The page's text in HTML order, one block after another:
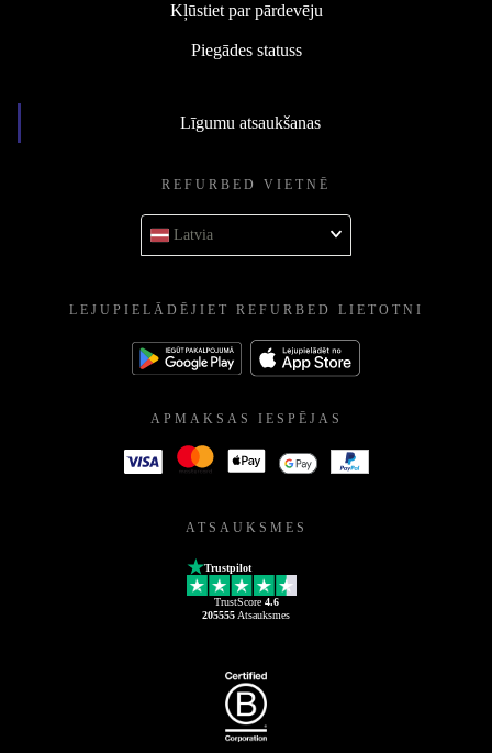
Kļūstiet par pārdevēju
Piegādes statuss
Līgumu atsaukšanas
REFURBED VIETNĒ
Latvia
LEJUPIELĀDĒJIET REFURBED LIETOTNI
APMAKSAS IESPĒJAS
ATSAUKSMES
Trustpilot
TrustScore 4.6
205555 Atsauksmes